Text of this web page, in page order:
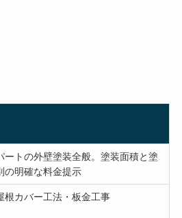
ートの外壁塗装全般。塗装面積と塗
の明確な料金提示
根カバー工法・板金工事